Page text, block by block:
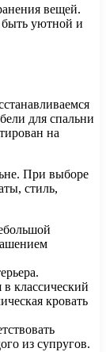
вещей.
быть уютной и
для спальни
на
При выборе
стиль,
классический
кровать
из супругов.